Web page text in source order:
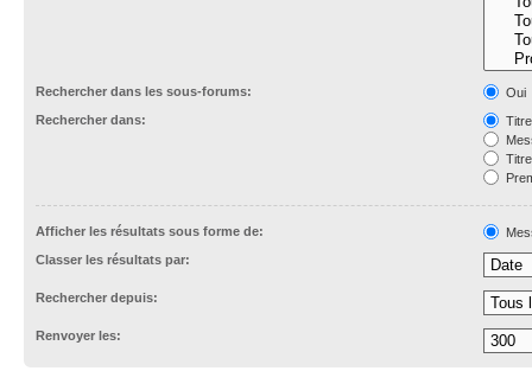
Rechercher dans les sous-forums:
Oui
Rechercher dans:
Afficher les résultats sous forme de:
Classer les résultats par:
Rechercher depuis:
Renvoyer les: